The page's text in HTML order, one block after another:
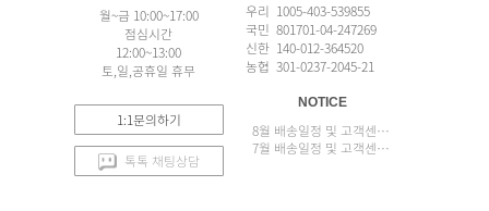
월~금 10:00~17:00
점심시간
12:00~13:00
토,일,공휴일 휴무
1:1문의하기
톡톡 채팅상담
우리 1005-403-539855
국민 801701-04-247269
신한 140-012-364520
농협 301-0237-2045-21
NOTICE
8월 배송일정 및 고객센터 업무 안내
7월 배송일정 및 고객센터 업무 안내